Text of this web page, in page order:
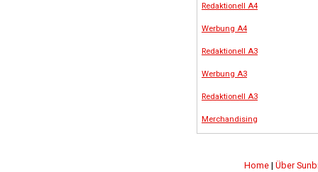
Redaktionell A4
Werbung A4
Redaktionell A3
Werbung A3
Redaktionell A3
Merchandising
Home | Über